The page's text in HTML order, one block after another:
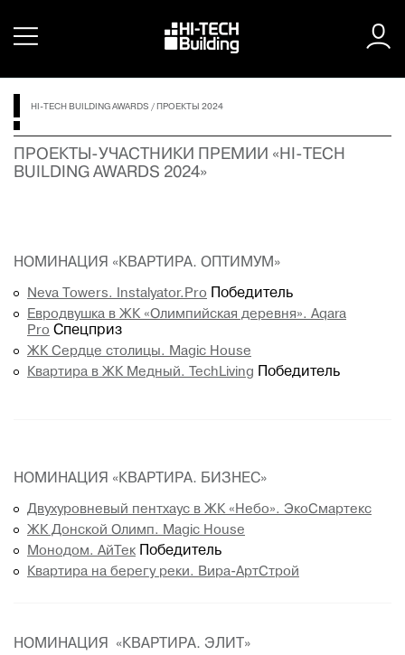
HI-TECH BUILDING AWARDS / ПРОЕКТЫ 2024
ПРОЕКТЫ-УЧАСТНИКИ ПРЕМИИ «HI-TECH
BUILDING AWARDS 2024»
НОМИНАЦИЯ «КВАРТИРА. ОПТИМУМ»
Neva Towers. Instalyator.Pro Победитель
Евродвушка в ЖК «Олимпийская деревня». Aqara
Pro Спецприз
ЖК Сердце столицы.
Magic House
Квартира в ЖК Медный. TechLiving Победитель
НОМИНАЦИЯ «КВАРТИРА. БИЗНЕС»
Двухуровневый пентхаус в ЖК «Небо». ЭкоСмартекс
ЖК Донской Олимп. Magic House
Монодом. АйТек Победитель
Квартира на берегу реки. Вира-АртСтрой
НОМИНАЦИЯ «КВАРТИРА. ЭЛИТ»